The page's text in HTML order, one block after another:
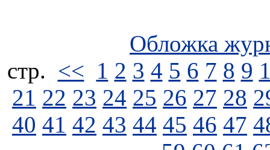
Обложка
стp. << 1 2 3 4 5 6 7 8 9
21 22 23 24 25 26 27 28
40 41 42 43 44 45 46 47